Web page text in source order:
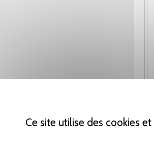
Ce site utilise des cookies